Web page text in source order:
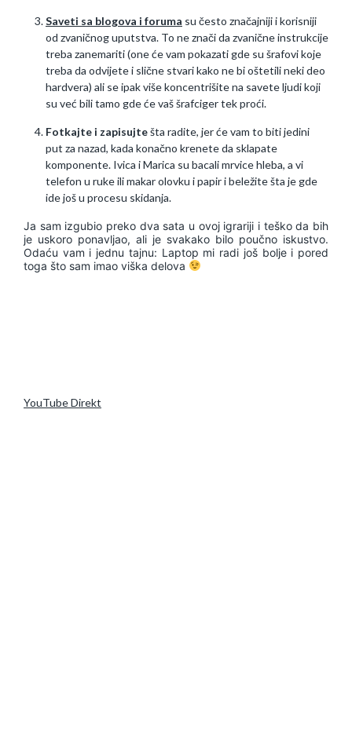
Saveti sa blogova i foruma su često značajniji i korisniji
od zvaničnog uputstva. To ne znači da zvanične instrukcije
treba zanemariti (one će vam pokazati gde su šrafovi koje
treba da odvijete i slične stvari kako ne bi oštetili neki deo
hardvera) ali se ipak više koncentrišite na savete ljudi koji
su već bili tamo gde će vaš šrafciger tek proći.
Fotkajte i zapisujtešta radite, jer će vam to biti jedini
put za nazad, kada konačno krenete da sklapate
komponente. Ivica i Marica su bacali mrvice hleba, a vi
telefon u ruke ili makar olovku i papir i beležite šta je gde
ide još u procesu skidanja.
Ja sam izgubio preko dva sata u ovoj igrariji i teško da bih
je uskoro ponavljao, ali je svakako bilo poučno iskustvo.
Odaću vam i jednu tajnu: Laptop mi radi još bolje i pored
toga što sam imao viška delova
YouTube Direkt